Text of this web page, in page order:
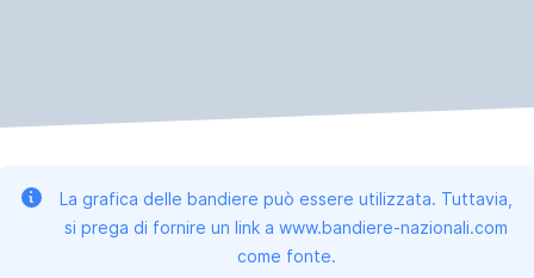
La grafica delle bandiere può essere utilizzata. Tuttavia,
si prega di fornire un link a www.bandiere-nazionali.com
come fonte.